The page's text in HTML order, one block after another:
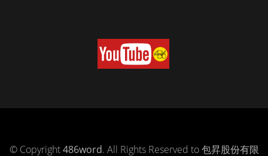
© Copyright486word. All Rights Reserved to 包昇股份有限